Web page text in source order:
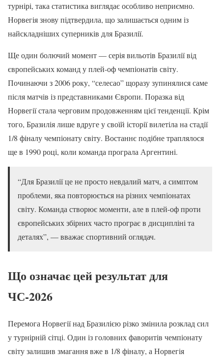
турнірі, така статистика виглядає особливо неприємно.
Норвегія знову підтвердила, що залишається одним із
найскладніших суперників для Бразилії.
Ще один болючий момент — серія вильотів Бразилії від
європейських команд у плей-оф чемпіонатів світу.
Починаючи з 2006 року, “селесао” щоразу зупинялися саме
після матчів із представниками Європи. Поразка від
Норвегії стала черговим продовженням цієї тенденції. Крім
того, Бразилія лише вдруге у своїй історії вилетіла на стадії
1/8 фіналу чемпіонату світу. Востаннє подібне траплялося
ще в 1990 році, коли команда програла Аргентині.
“Для Бразилії це не просто невдалий матч, а симптом
проблеми, яка повторюється на різних чемпіонатах
світу. Команда створює моменти, але в плей-оф проти
європейських збірних часто програє в дисципліні та
деталях”, — вважає спортивний оглядач.
Що означає цей результат для
ЧС-2026
Перемога Норвегії над Бразилією різко змінила розклад сил
у турнірній сітці. Один із головних фаворитів чемпіонату
світу залишив змагання вже в 1/8 фіналу, а Норвегія